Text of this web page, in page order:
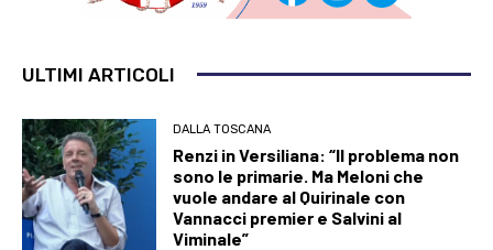
ULTIMI ARTICOLI
DALLA TOSCANA
Renzi in Versiliana: “Il problema non
sono le primarie. Ma Meloni che
vuole andare al Quirinale con
Vannacci premier e Salvini al
Viminale”